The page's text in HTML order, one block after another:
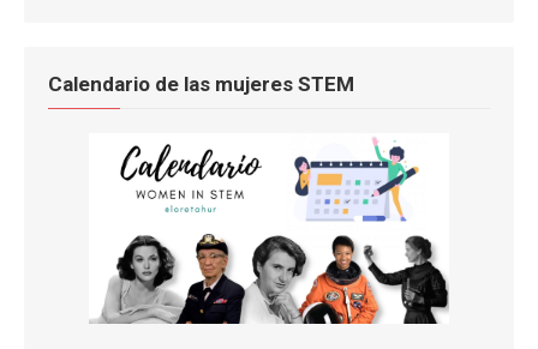
Calendario de las mujeres STEM